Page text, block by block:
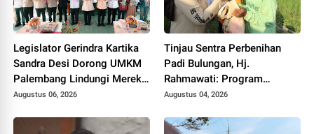
Legislator Gerindra Kartika
Sandra Desi Dorong UMKM
Palembang Lindungi Merek
Usaha
Augustus 06, 2026
Tinjau Sentra Perbenihan
Padi Bulungan, Hj.
Rahmawati: Program
Prabowo Bikin Petani Makin
Augustus 04, 2026